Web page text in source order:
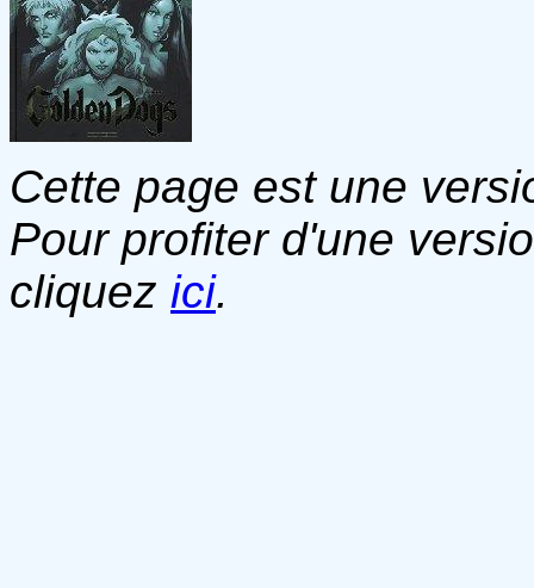
Cette page est une
Pour profiter d'une
cliquez ici.